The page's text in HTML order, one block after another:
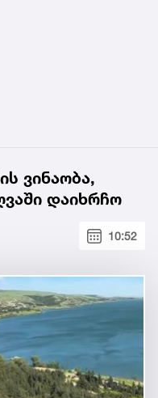
ვინაობა,
დაიხრჩო
10:52